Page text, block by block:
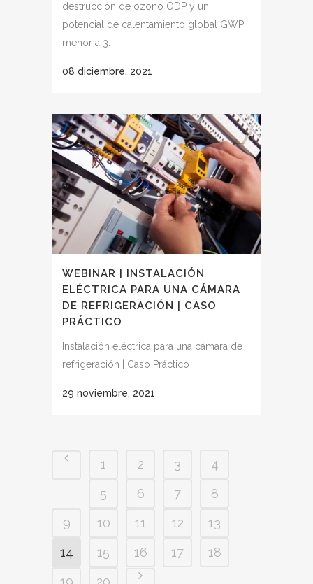
destrucción de ozono ODP y un
potencial de calentamiento global GWP
menor a 3.
08 diciembre, 2021
WEBINAR | INSTALACIÓN
ELÉCTRICA PARA UNA CÁMARA
DE REFRIGERACIÓN | CASO
PRÁCTICO
Instalación eléctrica para una cámara de
refrigeración | Caso Práctico
29 noviembre, 2021
1 2 3
4
5
6 7
8
9
10 11 12
13
14
15 16 17
18